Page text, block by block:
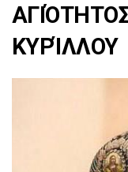
ΚΥΡΊΛΛΟΥ